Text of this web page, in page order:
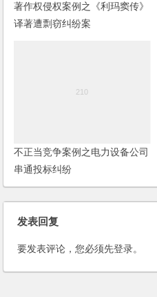
著作权侵权案例之《利玛窦传》
译著遭剽窃纠纷案
不正当竞争案例之电力设备公司
串通投标纠纷
发表回复
要发表评论，您必须先登录。